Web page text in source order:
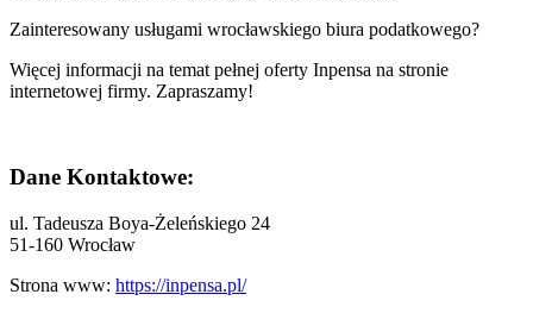
Zainteresowany usługami wrocławskiego biura podatkowego?
Więcej informacji na temat pełnej oferty Inpensa na stronie
internetowej firmy. Zapraszamy!
Dane Kontaktowe:
ul. Tadeusza Boya-Żeleńskiego 24
51-160 Wrocław
Strona www: https://inpensa.pl/